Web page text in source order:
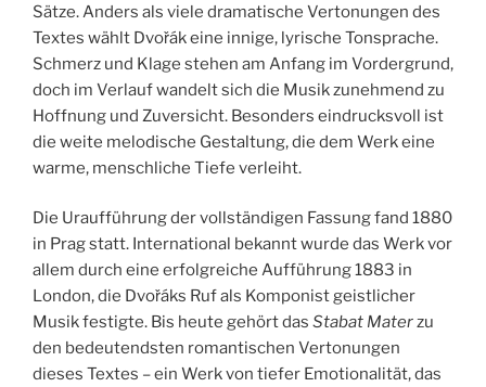
Sätze. Anders als viele dramatische Vertonungen des
Textes wählt Dvořák eine innige, lyrische Tonsprache.
Schmerz und Klage stehen am Anfang im Vordergrund,
doch im Verlauf wandelt sich die Musik zunehmend zu
Hoffnung und Zuversicht. Besonders eindrucksvoll ist
die weite melodische Gestaltung, die dem Werk eine
warme, menschliche Tiefe verleiht.
Die Uraufführung der vollständigen Fassung fand 1880
in Prag statt. International bekannt wurde das Werk vor
allem durch eine erfolgreiche Aufführung 1883 in
London, die Dvořáks Ruf als Kom­ponist geistlicher
Musik festigte. Bis heute gehört das Stabat Materzu
den bedeutendsten romantischen Vertonungen
dieses Tex­tes – ein Werk von tiefer Emotionalität, das